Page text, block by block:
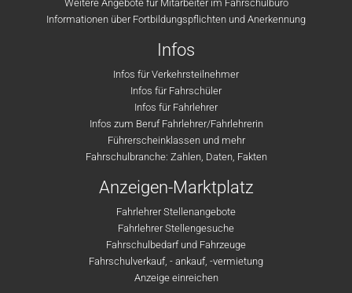
Weitere Angebote für Mitarbeiter im Fahrschulbüro
Informationen über Fortbildungspflichten und Anerkennung
Infos
Infos für Verkehrsteilnehmer
Infos für Fahrschüler
Infos für Fahrlehrer
Infos zum Beruf Fahrlehrer/Fahrlehrerin
Führerscheinklassen und mehr
Fahrschulbranche: Zahlen, Daten, Fakten
Anzeigen-Marktplatz
Fahrlehrer Stellenangebote
Fahrlehrer Stellengesuche
Fahrschulbedarf und Fahrzeuge
Fahrschulverkauf, - ankauf, -vermietung
Anzeige einreichen